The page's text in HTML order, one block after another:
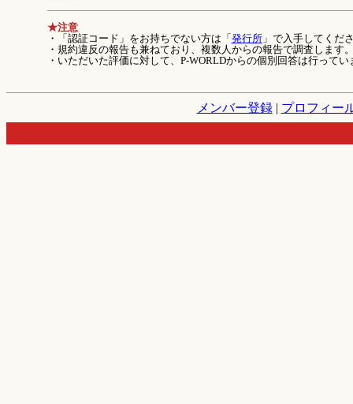
★注意
・「認証コード」をお持ちでない方は「 発行所」で入手してくだ
・規約違反の報告も兼ねており、複数人からの報告で調査します
・いただいた評価に対して、P-WORLDからの個別回答は行ってい
メンバー登録| プロフィー